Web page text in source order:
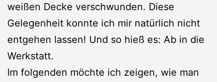
weißen Decke verschwunden. Diese
Gelegenheit konnte ich mir natürlich nicht
entgehen lassen! Und so hieß es: Ab in die
Werkstatt.
Im folgenden möchte ich zeigen, wie man